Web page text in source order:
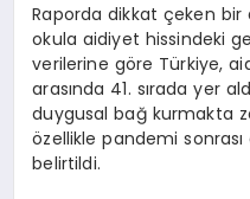
Raporda dikkat çeken bir
okula aidiyet hissindeki
verilerine göre Türkiye,
arasında 41. sırada yer
duygusal bağ kurmakta
özellikle pandemi
belirtildi.